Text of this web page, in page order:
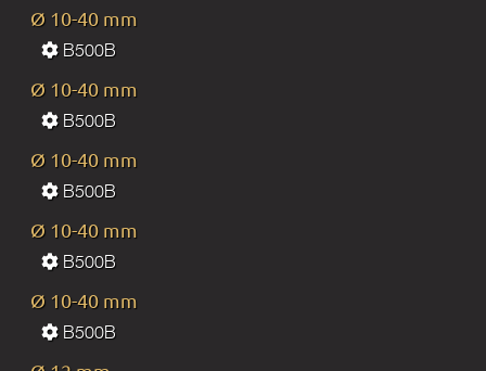
Ø 10-40 mm
B500B
Ø 10-40 mm
B500B
Ø 10-40 mm
B500B
Ø 10-40 mm
B500B
Ø 10-40 mm
B500B